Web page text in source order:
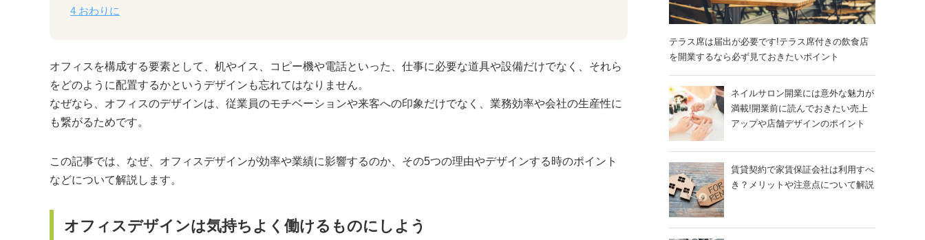
4 おわりに
オフィスを構成する要素として、机やイス、コピー機や電話といった、仕事に必要な道具や設備だけでなく、それら
をどのように配置するかというデザインも忘れてはなりません。
なぜなら、オフィスのデザインは、従業員のモチベーションや来客への印象だけでなく、業務効率や会社の生産性に
も繋がるためです。
この記事では、なぜ、オフィスデザインが効率や業績に影響するのか、その5つの理由やデザインする時のポイント
などについて解説します。
オフィスデザインは気持ちよく働けるものにしよう
テラス席は届出が必要です!テラス席付きの飲食店
を開業するなら必ず見ておきたいポイント
ネイルサロン開業には意外な魅力が
満載!開業前に読んでおきたい売上
アップや店舗デザインのポイント
賃貸契約で家賃保証会社は利用すべ
き？メリットや注意点について解説